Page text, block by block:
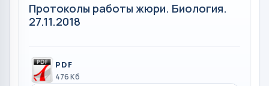
Протоколы работы жюри. Биология.
27.11.2018
PDF
476 Кб